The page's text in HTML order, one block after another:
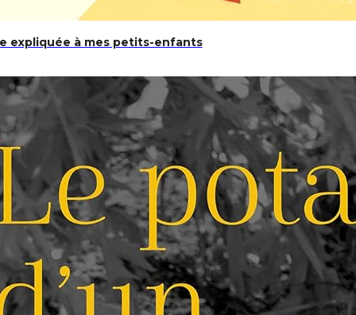
expliquée à mes petits-enfants